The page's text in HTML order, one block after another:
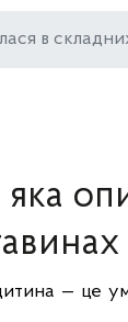
в
— це